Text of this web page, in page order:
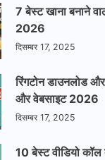
7 बेस्ट खाना बनाने
2026
दिसम्बर 17, 2025
रिंगटोन डाउनलोड
और वेबसाइट 2026
दिसम्बर 17, 2025
10 बेस्ट वीडियो कॉल